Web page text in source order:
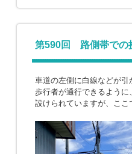
第590回 路側帯での
車道の左側に白線などが引
歩行者が通行できるよう
設けられていますが、ここ